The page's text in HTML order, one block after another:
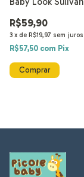
R$59,90
3 x de R$19,97 sem juros
R$57,50 com Pix
Comprar